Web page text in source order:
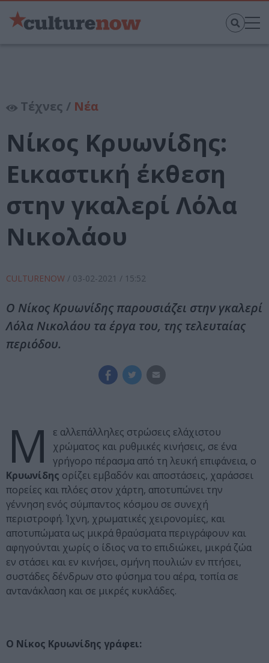
Τέχνες / Νέα
Νίκος Κρυωνίδης:
Εικαστική έκθεση
στην γκαλερί Λόλα
Νικολάου
CULTURENOW / 03-02-2021 / 15:52
Ο Νίκος Κρυωνίδης παρουσιάζει στην γκαλερί
Λόλα Νικολάου τα έργα του, της τελευταίας
περιόδου.
Μ
ε αλλεπάλληλες στρώσεις ελάχιστου
χρώματος και ρυθμικές κινήσεις, σε ένα
γρήγορο πέρασμα από τη λευκή επιφάνεια, ο
Κρυωνίδης ορίζει εμβαδόν και αποστάσεις, χαράσσει
πορείες και πλόες στον χάρτη, αποτυπώνει την
γέννηση ενός σύμπαντος κόσμου σε συνεχή
περιστροφή. Ίχνη, χρωματικές χειρονομίες, και
αποτυπώματα ως μικρά θραύσματα περιγράφουν και
αφηγούνται χωρίς ο ίδιος να το επιδιώκει, μικρά ζώα
εν στάσει και εν κινήσει, σμήνη πουλιών εν πτήσει,
συστάδες δένδρων στο φύσημα του αέρα, τοπία σε
αντανάκλαση και σε μικρές κυκλάδες.
Ο Νίκος Κρυωνίδης γράφει: